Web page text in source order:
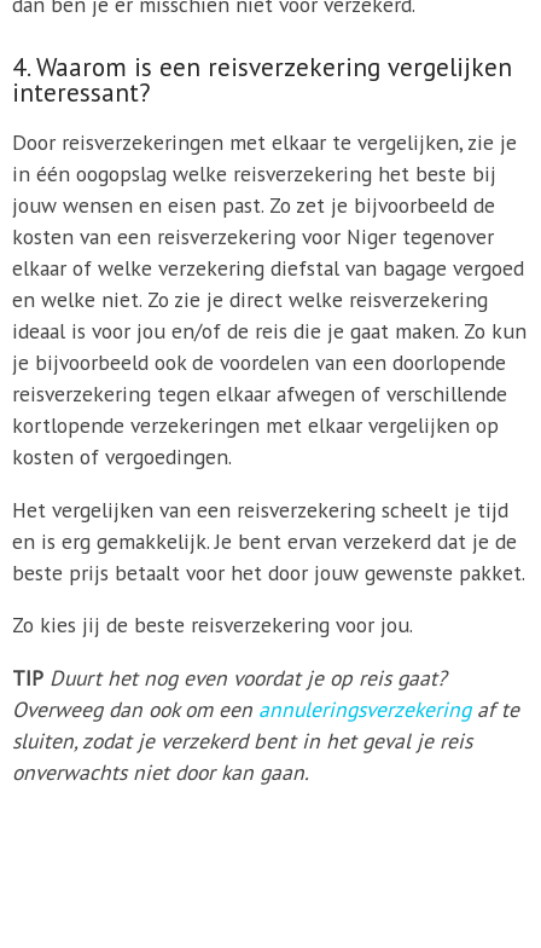
4. Waarom is een reisverzekering vergelijken
interessant?
Door reisverzekeringen met elkaar te vergelijken, zie je
in één oogopslag welke reisverzekering het beste bij
jouw wensen en eisen past. Zo zet je bijvoorbeeld de
kosten van een reisverzekering voor Niger tegenover
elkaar of welke verzekering diefstal van bagage vergoed
en welke niet. Zo zie je direct welke reisverzekering
ideaal is voor jou en/of de reis die je gaat maken. Zo kun
je bijvoorbeeld ook de voordelen van een doorlopende
reisverzekering tegen elkaar afwegen of verschillende
kortlopende verzekeringen met elkaar vergelijken op
kosten of vergoedingen.
Het vergelijken van een reisverzekering scheelt je tijd
en is erg gemakkelijk. Je bent ervan verzekerd dat je de
beste prijs betaalt voor het door jouw gewenste pakket.
Zo kies jij de beste reisverzekering voor jou.
TIP Duurt het nog even voordat je op reis gaat?
Overweeg dan ook om een annuleringsverzekeringaf te
sluiten, zodat je verzekerd bent in het geval je reis
onverwachts niet door kan gaan.